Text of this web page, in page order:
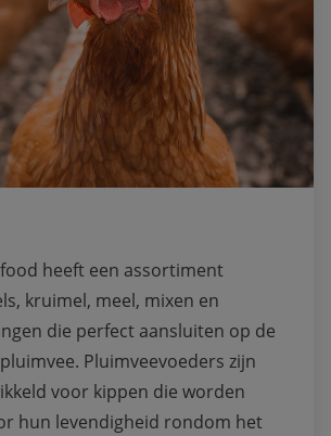
heeft een assortiment
kruimel, meel, mixen en
die perfect aansluiten op de
Pluimveevoeders zijn
voor kippen die worden
hun levendigheid rondom het